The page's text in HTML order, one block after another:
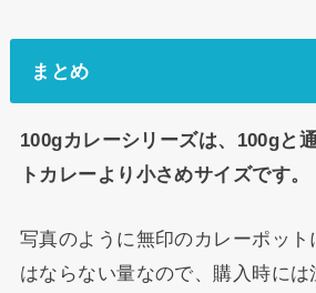
まとめ
100gカレーシリーズは、100gと
トカレーより小さめサイズです。
写真のように無印のカレーポット
はならない量なので、購入時に